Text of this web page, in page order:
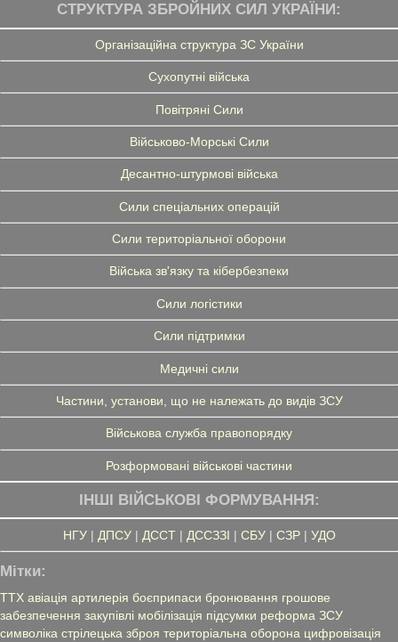
СТРУКТУРА ЗБРОЙНИХ СИЛ УКРАЇНИ:
Організаційна структура ЗС України
Сухопутні війська
Повітряні Сили
Військово-Морські Сили
Десантно-штурмові війська
Сили спеціальних операцій
Сили територіальної оборони
Війська зв'язку та кібербезпеки
Сили логістики
Сили підтримки
Медичні сили
Частини, установи, що не належать до видів ЗСУ
Військова служба правопорядку
Розформовані військові частини
ІНШІ ВІЙСЬКОВІ ФОРМУВАННЯ:
НГУ| ДПСУ| ДССТ| ДССЗЗІ | СБУ| СЗР| УДО
Мітки:
ТТХ авіація артилерія боєприпаси бронювання грошове
забезпечення закупівлі мобілізація підсумки реформа ЗСУ
символіка стрілецька зброя територіальна оборона цифровізація